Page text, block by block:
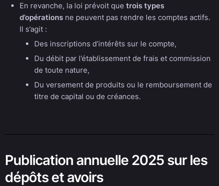
En revanche, la loi prévoit que trois types
d’opérations ne peuvent pas rendre les comptes actifs.
Il s’agit :
Des inscriptions d’intérêts sur le compte,
Du débit par l’établissement de frais et commission
de toute nature,
Du versement de produits ou le remboursement de
titre de capital ou de créances.
Publication annuelle 2025 sur les
dépôts et avoirs